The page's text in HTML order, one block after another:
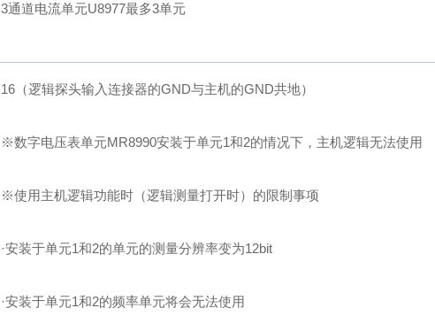
3通道电流单元U8977最多3单元
16（逻辑探头输入连接器的GND与主机的GND共地）
※数字电压表单元MR8990安装于单元1和2的情况下，主机逻辑无法使用
※使用主机逻辑功能时（逻辑测量打开时）的限制事项
·安装于单元1和2的单元的测量分辨率变为12bit
·安装于单元1和2的频率单元将会无法使用